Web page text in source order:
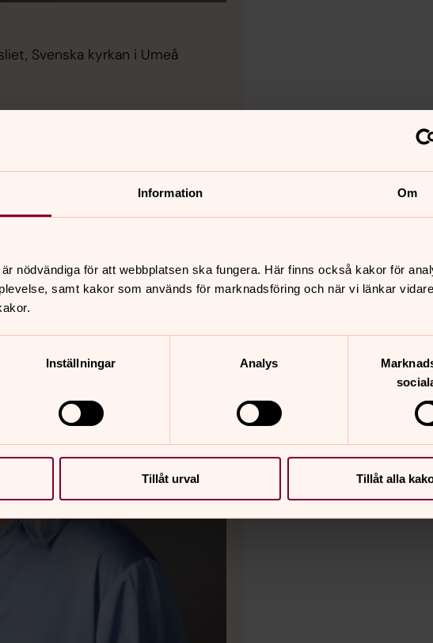
Information Om
nödvändiga för att webbplatsen ska fungera. Här finns också kakor för
samt kakor som används för marknadsföring och när vi länkar
Inställningar Analys
Tillåt urval Tillåt alla
Svenska kyrkan i Umeå